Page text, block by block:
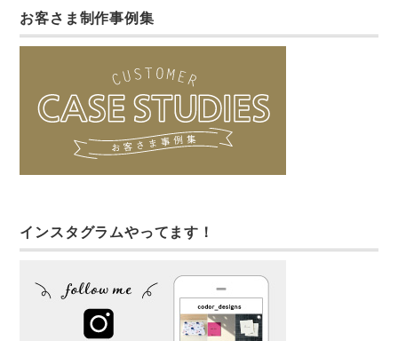
お客さま制作事例集
インスタグラムやってます！